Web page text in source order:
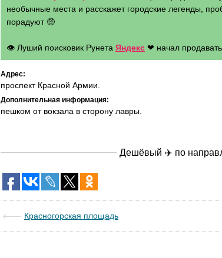
необычные места и расскажет городские легенды,
порадуют 🤑
👁 Луший поисковик Рунета Яндекс ❤ начал
Адрес:
проспект Красной Армии.
Дополнительная информация:
пешком от вокзала в сторону лавры.
Дешёвый ✈️ по
Красногорская площадь